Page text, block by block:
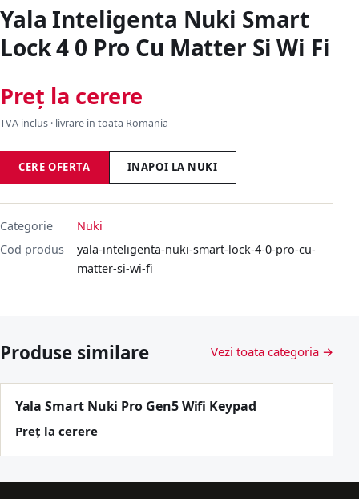
Yala Inteligenta Nuki Smart
Lock 4 0 Pro Cu Matter Si Wi Fi
Preț la cerere
TVA inclus · livrare in toata Romania
CERE OFERTA INAPOI LA NUKI
Categorie
Nuki
Cod produs
yala-inteligenta-nuki-smart-lock-4-0-pro-cu-
matter-si-wi-fi
Produse similare Vezi toata categoria →
Yala Smart Nuki Pro Gen5 Wifi Keypad
Preț la cerere